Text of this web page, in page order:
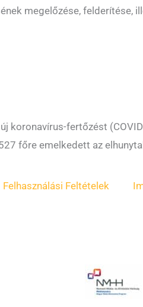
megelőzése, felderítése,
koronavírus-fertőzést
főre emelkedett az
Felhasználási Feltételek